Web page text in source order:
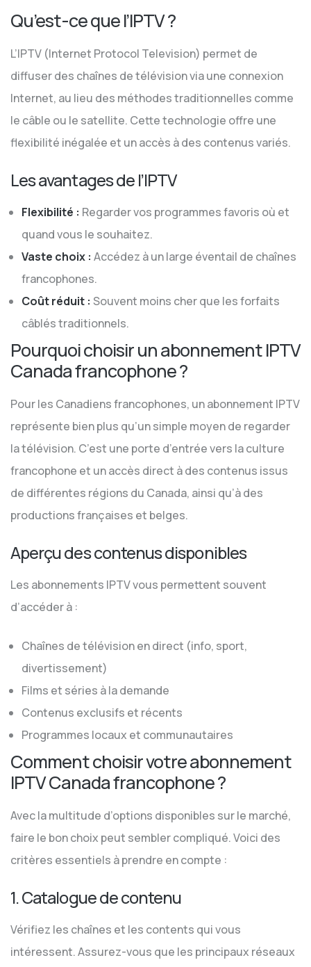
Qu’est-ce que l’IPTV ?
L’IPTV (Internet Protocol Television) permet de
diffuser des chaînes de télévision via une connexion
Internet, au lieu des méthodes traditionnelles comme
le câble ou le satellite. Cette technologie offre une
flexibilité inégalée et un accès à des contenus variés.
Les avantages de l’IPTV
Flexibilité : Regarder vos programmes favoris où et
quand vous le souhaitez.
Vaste choix : Accédez à un large éventail de chaînes
francophones.
Coût réduit : Souvent moins cher que les forfaits
câblés traditionnels.
Pourquoi choisir un abonnement IPTV
Canada francophone ?
Pour les Canadiens francophones, un abonnement IPTV
représente bien plus qu’un simple moyen de regarder
la télévision. C’est une porte d’entrée vers la culture
francophone et un accès direct à des contenus issus
de différentes régions du Canada, ainsi qu’à des
productions françaises et belges.
Aperçu des contenus disponibles
Les abonnements IPTV vous permettent souvent
d’accéder à :
Chaînes de télévision en direct (info, sport,
divertissement)
Films et séries à la demande
Contenus exclusifs et récents
Programmes locaux et communautaires
Comment choisir votre abonnement
IPTV Canada francophone ?
Avec la multitude d’options disponibles sur le marché,
faire le bon choix peut sembler compliqué. Voici des
critères essentiels à prendre en compte :
1. Catalogue de contenu
Vérifiez les chaînes et les contents qui vous
intéressent. Assurez-vous que les principaux réseaux